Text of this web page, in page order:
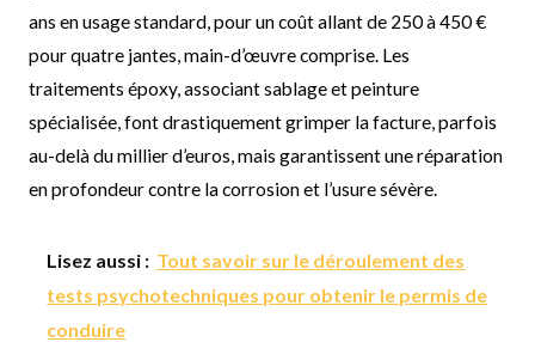
ans en usage standard, pour un coût allant de 250 à 450 €
pour quatre jantes, main-d’œuvre comprise. Les
traitements époxy, associant sablage et peinture
spécialisée, font drastiquement grimper la facture, parfois
au-delà du millier d’euros, mais garantissent une réparation
en profondeur contre la corrosion et l’usure sévère.
Lisez aussi : Tout savoir sur le déroulement des
tests psychotechniques pour obtenir le permis de
conduire